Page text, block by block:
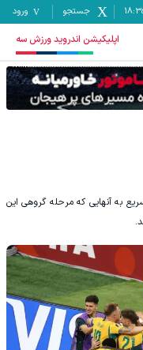
جستجو ورود
اپلیکیشن اندروید ورزش سه
محکم و سریع به آنهایی که مرحله گروهی این